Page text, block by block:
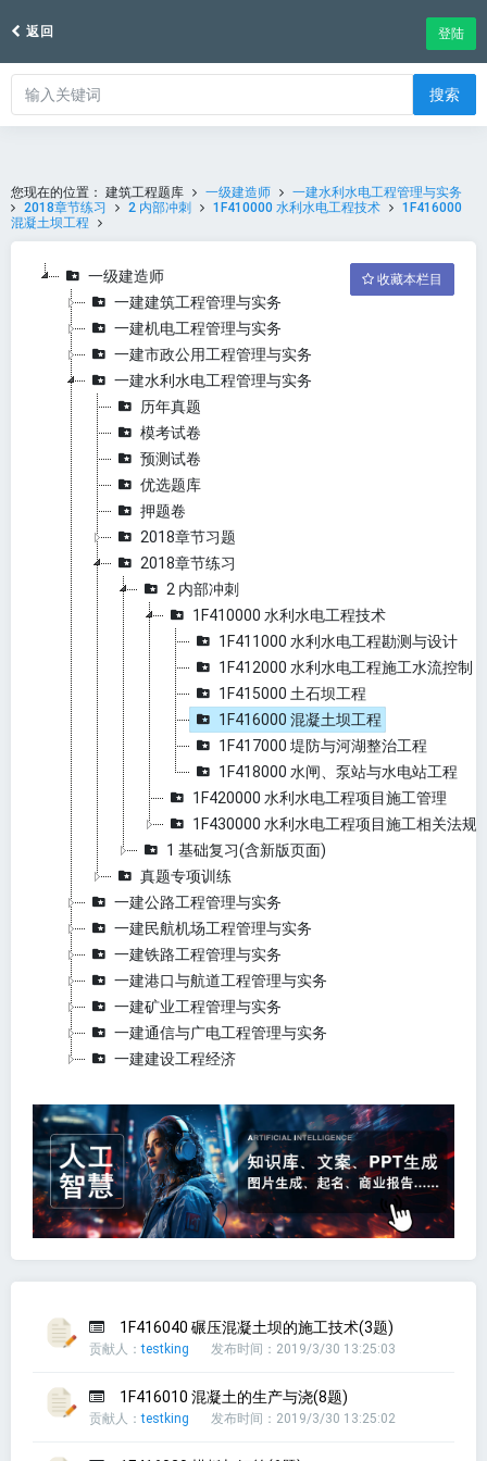
返回 登陆
搜索
您现在的位置： 建筑工程题库 一级建造师
一建水利水电工程管理与实务
2018章节练习
2 内部冲刺 1F410000 水利水电工程技术
1F416000
混凝土坝工程
收藏本栏目
一级建造师
一建建筑工程管理与实务
一建机电工程管理与实务
一建市政公用工程管理与实务
一建水利水电工程管理与实务
历年真题
模考试卷
预测试卷
优选题库
押题卷
2018章节习题
2018章节练习
2 内部冲刺
1F410000 水利水电工程技术
1F411000 水利水电工程勘测与设计
1F412000 水利水电工程施工水流控制
1F415000 土石坝工程
1F416000 混凝土坝工程
1F417000 堤防与河湖整治工程
1F418000 水闸、泵站与水电站工程
1F420000 水利水电工程项目施工管理
1F430000 水利水电工程项目施工相关法规
1 基础复习(含新版页面)
真题专项训练
一建公路工程管理与实务
一建民航机场工程管理与实务
一建铁路工程管理与实务
一建港口与航道工程管理与实务
一建矿业工程管理与实务
一建通信与广电工程管理与实务
一建建设工程经济
1F416040 碾压混凝土坝的施工技术(3题)
贡献人：testking 发布时间：2019/3/30 13:25:03
1F416010 混凝土的生产与浇(8题)
贡献人：testking 发布时间：2019/3/30 13:25:02